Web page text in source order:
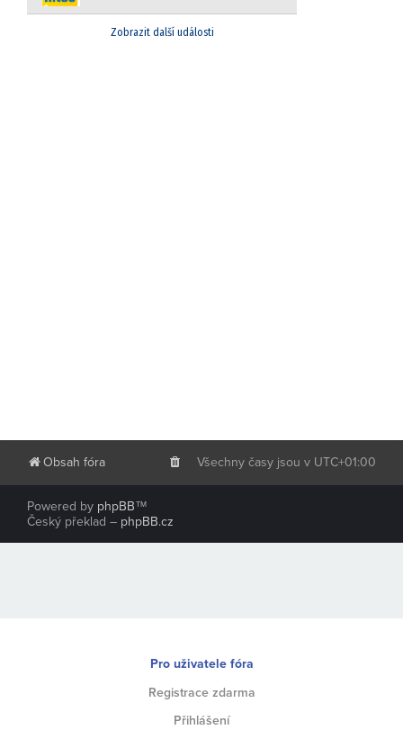
Obsah fóra Všechny časy jsou v UTC+01:00
Powered by phpBB™
Český překlad – phpBB.cz
Pro uživatele fóra
Registrace zdarma
Přihlášení